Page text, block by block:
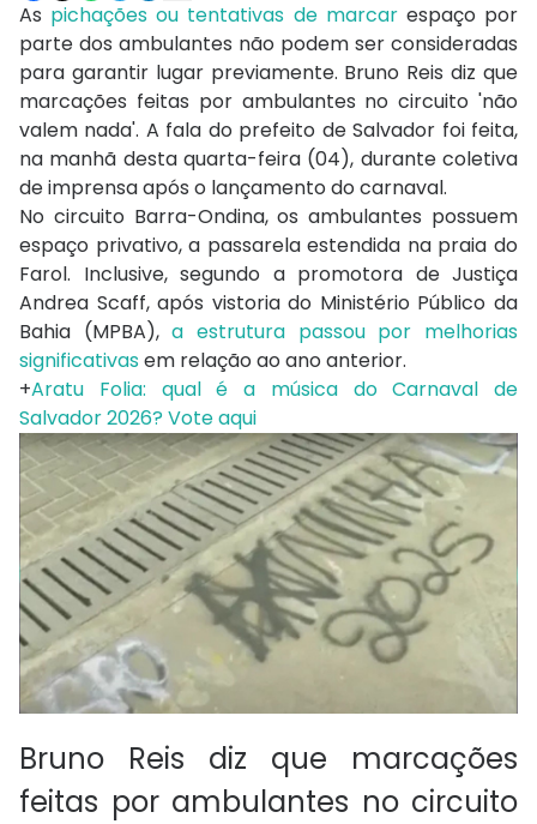
As pichações ou tentativas de marcarespaço por
parte dos ambulantes não podem ser consideradas
para garantir lugar previamente. Bruno Reis diz que
marcações feitas por ambulantes no circuito 'não
valem nada'. A fala do prefeito de Salvador foi feita,
na manhã desta quarta-feira (04), durante coletiva
de imprensa após o lançamento do carnaval.
No circuito Barra-Ondina, os ambulantes possuem
espaço privativo, a passarela estendida na praia do
Farol. Inclusive, segundo a promotora de Justiça
Andrea Scaff, após vistoria do Ministério Público da
Bahia (MPBA),a estrutura passou por melhorias
significativasem relação ao ano anterior.
+Aratu Folia: qual é a música do Carnaval de
Salvador 2026? Vote aqui
Bruno Reis diz que marcações
feitas por ambulantes no circuito